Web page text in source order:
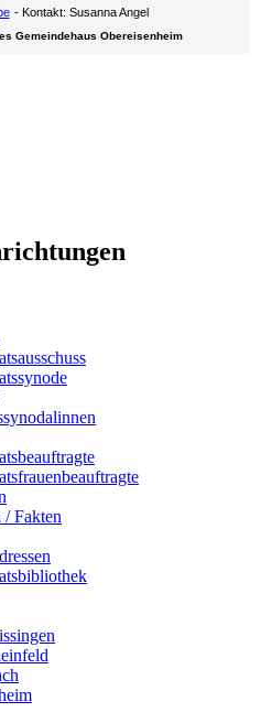
Kontakt: Susanna Angel
Gemeindehaus Obereisenheim
/ Fakten